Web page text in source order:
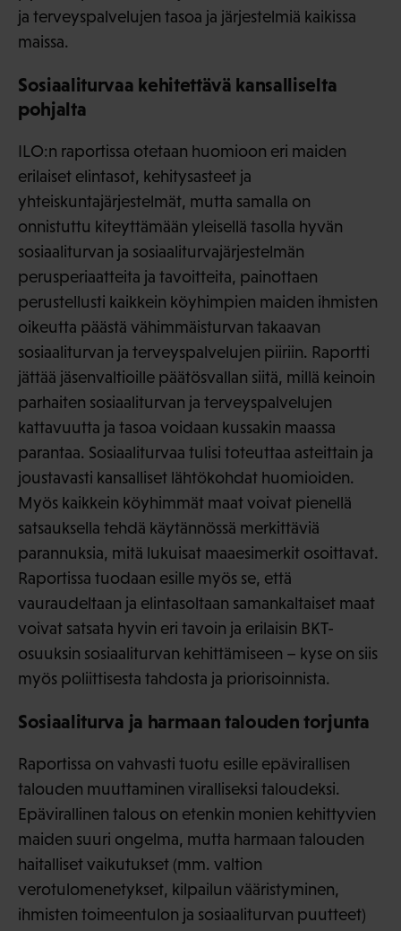
ja terveyspalvelujen tasoa ja järjestelmiä kaikissa
maissa.
Sosiaaliturvaa kehitettävä kansalliselta
pohjalta
ILO:n raportissa otetaan huomioon eri maiden
erilaiset elintasot, kehitysasteet ja
yhteiskuntajärjestelmät, mutta samalla on
onnistuttu kiteyttämään yleisellä tasolla hyvän
sosiaaliturvan ja sosiaaliturvajärjestelmän
perusperiaatteita ja tavoitteita, painottaen
perustellusti kaikkein köyhimpien maiden ihmisten
oikeutta päästä vähimmäisturvan takaavan
sosiaaliturvan ja terveyspalvelujen piiriin. Raportti
jättää jäsenvaltioille päätösvallan siitä, millä keinoin
parhaiten sosiaaliturvan ja terveyspalvelujen
kattavuutta ja tasoa voidaan kussakin maassa
parantaa. Sosiaaliturvaa tulisi toteuttaa asteittain ja
joustavasti kansalliset lähtökohdat huomioiden.
Myös kaikkein köyhimmät maat voivat pienellä
satsauksella tehdä käytännössä merkittäviä
parannuksia, mitä lukuisat maaesimerkit osoittavat.
Raportissa tuodaan esille myös se, että
vauraudeltaan ja elintasoltaan samankaltaiset maat
voivat satsata hyvin eri tavoin ja erilaisin BKT-
osuuksin sosiaaliturvan kehittämiseen – kyse on siis
myös poliittisesta tahdosta ja priorisoinnista.
Sosiaaliturva ja harmaan talouden torjunta
Raportissa on vahvasti tuotu esille epävirallisen
talouden muuttaminen viralliseksi taloudeksi.
Epävirallinen talous on etenkin monien kehittyvien
maiden suuri ongelma, mutta harmaan talouden
haitalliset vaikutukset (mm. valtion
verotulomenetykset, kilpailun vääristyminen,
ihmisten toimeentulon ja sosiaaliturvan puutteet)